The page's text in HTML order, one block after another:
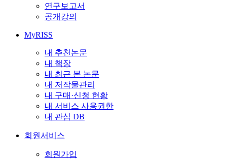
연구보고서
공개강의
MyRISS
내 추천논문
내 책장
내 최근 본 논문
내 저작물관리
내 구매·신청 현황
내 서비스 사용권한
내 관심 DB
회원서비스
회원가입